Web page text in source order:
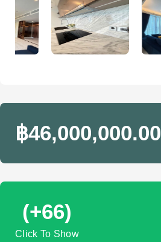
฿46,000,000.00
(+66)
Click To Show